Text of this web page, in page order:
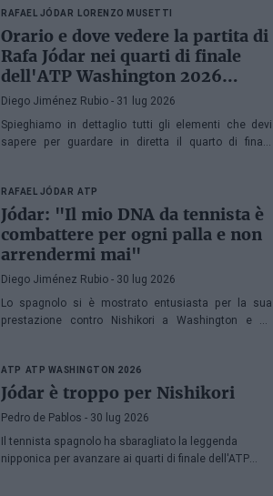
RAFAEL JÓDAR LORENZO MUSETTI
Orario e dove vedere la partita di
Rafa Jódar nei quarti di finale
dell'ATP Washington 2026
contro Musetti
Diego Jiménez Rubio - 31 lug 2026
Spieghiamo in dettaglio tutti gli elementi che devi
sapere per guardare in diretta il quarto di finale
RAFAEL JÓDAR ATP
Jódar: "Il mio DNA da tennista è
combattere per ogni palla e non
arrendermi mai"
Diego Jiménez Rubio - 30 lug 2026
Lo spagnolo si è mostrato entusiasta per la sua
prestazione contro Nishikori a Washington e ha
ATP ATP WASHINGTON 2026
Jódar è troppo per Nishikori
Pedro de Pablos - 30 lug 2026
Il tennista spagnolo ha sbaragliato la leggenda
nipponica per avanzare ai quarti di finale dell'ATP